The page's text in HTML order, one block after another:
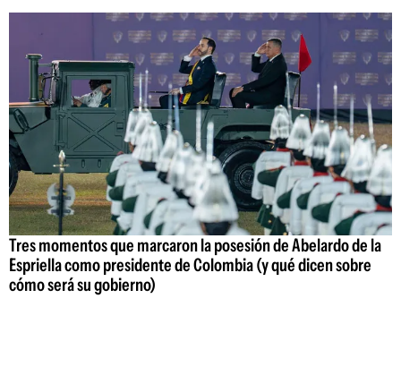
Tres momentos que marcaron la posesión de Abelardo de la
Espriella como presidente de Colombia (y qué dicen sobre
cómo será su gobierno)